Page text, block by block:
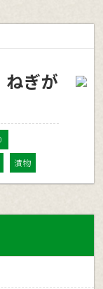
ねぎが
漬物